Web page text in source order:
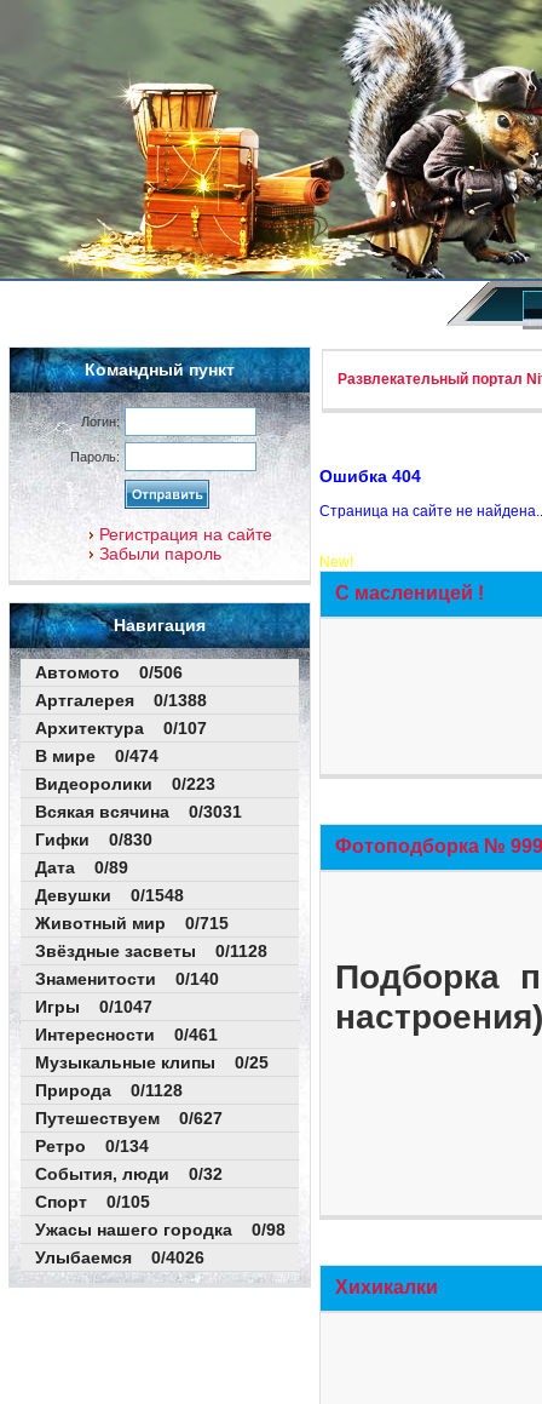
Командный пункт
Логин:
Пароль:
Регистрация на сайте
Забыли пароль
Навигация
Автомото 0/506
Артгалерея 0/1388
Архитектура 0/107
В мире 0/474
Видеоролики 0/223
Всякая всячина 0/3031
Гифки 0/830
Дата 0/89
Девушки 0/1548
Животный мир 0/715
Звёздные засветы 0/1128
Знаменитости 0/140
Игры 0/1047
Интересности 0/461
Музыкальные клипы 0/25
Природа 0/1128
Путешествуем 0/627
Ретро 0/134
События, люди 0/32
Спорт 0/105
Ужасы нашего городка 0/98
Улыбаемся 0/4026
Развлекательный портал
Ошибка 404
Страница на сайте не
New!
С масленицей !
Фотоподборка №
Подборка
Хихикалки